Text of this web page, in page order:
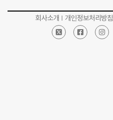
회사소개 개인정보처리방침